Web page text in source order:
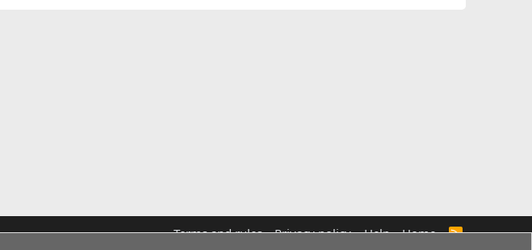
Terms and rules Privacy policy Help Home
R